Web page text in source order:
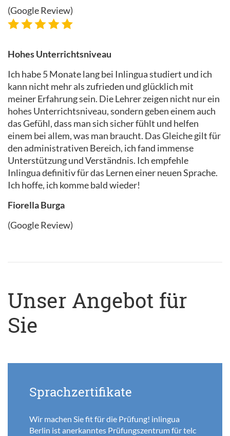
(Google Review)
Hohes Unterrichtsniveau
Ich habe 5 Monate lang bei Inlingua studiert und ich
kann nicht mehr als zufrieden und glücklich mit
meiner Erfahrung sein. Die Lehrer zeigen nicht nur ein
hohes Unterrichtsniveau, sondern geben einem auch
das Gefühl, dass man sich sicher fühlt und helfen
einem bei allem, was man braucht. Das Gleiche gilt für
den administrativen Bereich, ich fand immense
Unterstützung und Verständnis. Ich empfehle
Inlingua definitiv für das Lernen einer neuen Sprache.
Ich hoffe, ich komme bald wieder!
Fiorella Burga
(Google Review)
Unser Angebot für
Sie
Sprachzertifikate
Wir machen Sie fit für die Prüfung! inlingua
Berlin ist anerkanntes Prüfungszentrum für telc